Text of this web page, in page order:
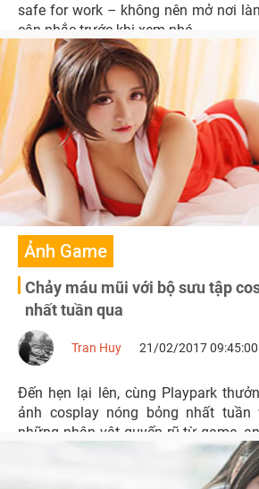
safe for work – không nên mở nơi
cân nhắc trước khi xem nhé.
Ảnh Game
Chảy máu mũi với bộ sưu tập
nhất tuần qua
Tran Huy 21/02/2017 09:45:00
Đến hẹn lại lên, cùng Playpark
ảnh cosplay nóng bỏng nhất tuần
những nhân vật quyến rũ từ game,